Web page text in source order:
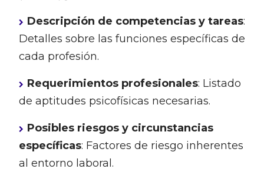
Descripción de competencias y tareas:
Detalles sobre las funciones específicas de
cada profesión.
Requerimientos profesionales: Listado
de aptitudes psicofísicas necesarias.
Posibles riesgos y circunstancias
específicas: Factores de riesgo inherentes
al entorno laboral.